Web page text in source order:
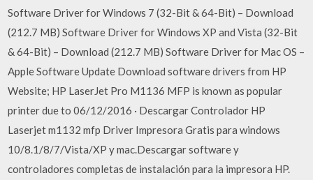
Software Driver for Windows 7 (32-Bit & 64-Bit) – Download
(212.7 MB) Software Driver for Windows XP and Vista (32-Bit
& 64-Bit) – Download (212.7 MB) Software Driver for Mac OS –
Apple Software Update Download software drivers from HP
Website; HP LaserJet Pro M1136 MFP is known as popular
printer due to 06/12/2016 · Descargar Controlador HP
Laserjet m1132 mfp Driver Impresora Gratis para windows
10/8.1/8/7/Vista/XP y mac.Descargar software y
controladores completas de instalación para la impresora HP.